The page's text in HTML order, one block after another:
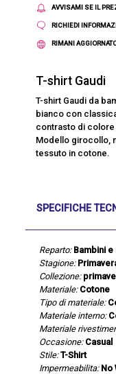
AVVISAMI SE IL
RICHIEDI
RIMANI
T-shirt Gaudi
T-shirt Gaudi da
bianco con
contrasto di
Modello girocollo,
tessuto in cotone.
SPECIFICHE
Reparto: Bambini
Stagione:
Collezione:
Materiale: Cotone
Tipo di materiale:
Materiale interno:
Materiale
Occasione: Casual
Stile: T-Shirt
Impermeabilita: No